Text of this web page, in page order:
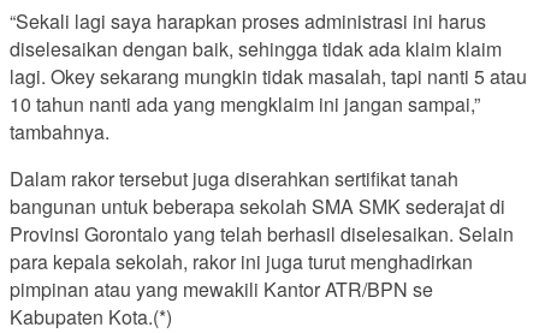
“Sekali lagi saya harapkan proses administrasi ini harus
diselesaikan dengan baik, sehingga tidak ada klaim klaim
lagi. Okey sekarang mungkin tidak masalah, tapi nanti 5 atau
10 tahun nanti ada yang mengklaim ini jangan sampai,”
tambahnya.
Dalam rakor tersebut juga diserahkan sertifikat tanah
bangunan untuk beberapa sekolah SMA SMK sederajat di
Provinsi Gorontalo yang telah berhasil diselesaikan. Selain
para kepala sekolah, rakor ini juga turut menghadirkan
pimpinan atau yang mewakili Kantor ATR/BPN se
Kabupaten Kota.(*)